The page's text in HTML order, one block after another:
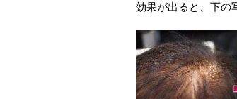
効果が出ると、下の